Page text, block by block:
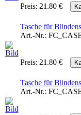
Preis: 21.80 €
Tasche für
Art.-Nr.:
Preis: 21.80 €
Tasche für
Art.-Nr.: